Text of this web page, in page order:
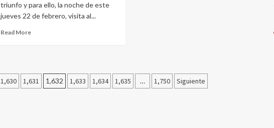
triunfo y para ello, la noche de este
jueves 22 de febrero, visita al...
Read More
1,630 1,631 1,632 1,633 1,634 1,635 … 1,750 Siguiente